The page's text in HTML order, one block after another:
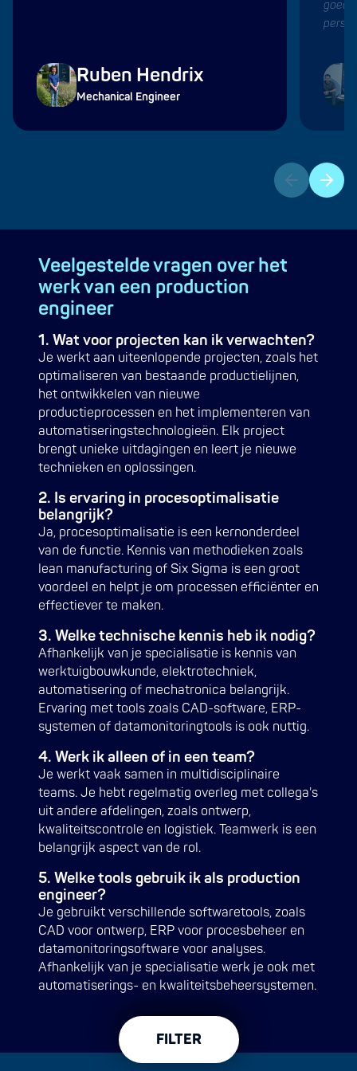
FILTER
Ruben Hendrix
Mechanical Engineer
Veelgestelde vragen over het
werk van een production
engineer
1. Wat voor projecten kan ik verwachten?
Je werkt aan uiteenlopende projecten, zoals het
optimaliseren van bestaande productielijnen,
het ontwikkelen van nieuwe
productieprocessen en het implementeren van
automatiseringstechnologieën. Elk project
brengt unieke uitdagingen en leert je nieuwe
technieken en oplossingen.
2. Is ervaring in procesoptimalisatie
belangrijk?
Ja, procesoptimalisatie is een kernonderdeel
van de functie. Kennis van methodieken zoals
lean manufacturing of Six Sigma is een groot
voordeel en helpt je om processen efficiënter en
effectiever te maken.
3. Welke technische kennis heb ik nodig?
Afhankelijk van je specialisatie is kennis van
werktuigbouwkunde, elektrotechniek,
automatisering of mechatronica belangrijk.
Ervaring met tools zoals CAD-software, ERP-
systemen of datamonitoringtools is ook nuttig.
4. Werk ik alleen of in een team?
Je werkt vaak samen in multidisciplinaire
teams. Je hebt regelmatig overleg met collega's
uit andere afdelingen, zoals ontwerp,
kwaliteitscontrole en logistiek. Teamwerk is een
belangrijk aspect van de rol.
5. Welke tools gebruik ik als production
engineer?
Je gebruikt verschillende softwaretools, zoals
CAD voor ontwerp, ERP voor procesbeheer en
datamonitoringsoftware voor analyses.
Afhankelijk van je specialisatie werk je ook met
automatiserings- en kwaliteitsbeheersystemen.